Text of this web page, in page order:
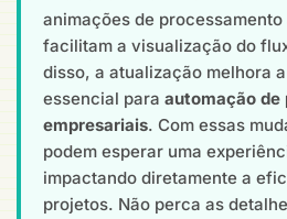
animações de
facilitam a visualização do
disso, a atualização melhora
essencial para automação de
empresariais. Com essas
podem esperar uma
impactando diretamente a
projetos. Não perca as